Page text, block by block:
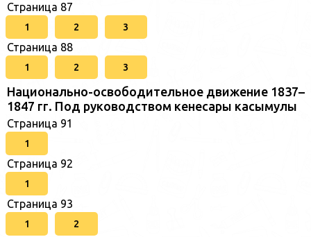
Страница 87
1 2 3
Страница 88
1 2 3
Национально-освободительное движение 1837–
1847 гг. Под руководством кенесары касымулы
Страница 91
1
Страница 92
1
Страница 93
1 2